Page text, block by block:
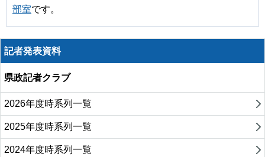
部室です。
記者発表資料
県政記者クラブ
2026年度時系列一覧
2025年度時系列一覧
2024年度時系列一覧